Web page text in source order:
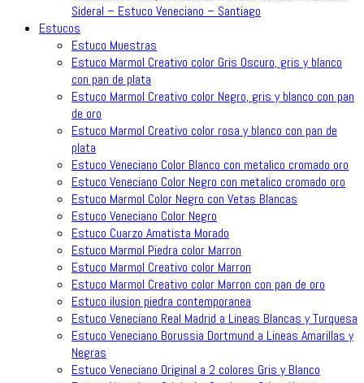
Sideral – Estuco Veneciano – Santiago
Estucos
Estuco Muestras
Estuco Marmol Creativo color Gris Oscuro, gris y blanco
con pan de plata
Estuco Marmol Creativo color Negro, gris y blanco con pan
de oro
Estuco Marmol Creativo color rosa y blanco con pan de
plata
Estuco Veneciano Color Blanco con metalico cromado oro
Estuco Veneciano Color Negro con metalico cromado oro
Estuco Marmol Color Negro con Vetas Blancas
Estuco Veneciano Color Negro
Estuco Cuarzo Amatista Morado
Estuco Marmol Piedra color Marron
Estuco Marmol Creativo color Marron
Estuco Marmol Creativo color Marron con pan de oro
Estuco ilusion piedra contemporanea
Estuco Veneciano Real Madrid a Lineas Blancas y Turquesa
Estuco Veneciano Borussia Dortmund a Lineas Amarillas y
Negras
Estuco Veneciano Original a 2 colores Gris y Blanco